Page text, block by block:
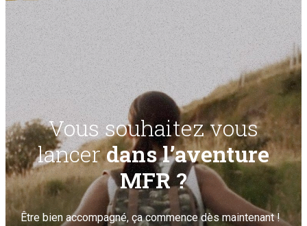
Vous souhaitez vous
lancerdans l’aventure
MFR ?
Être bien accompagné, ça commence dès maintenant !